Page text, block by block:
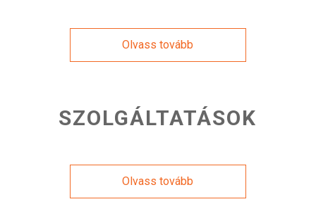
Olvass tovább
SZOLGÁLTATÁSOK
Olvass tovább